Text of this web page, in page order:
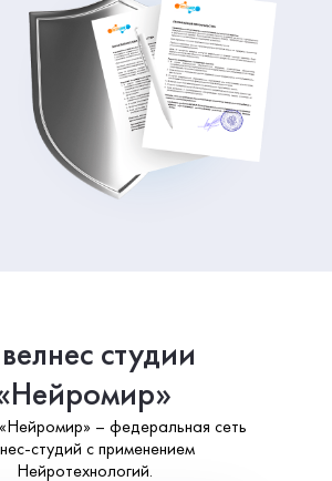
студии
– федеральная сеть
студий с применением
Нейротехнологий.